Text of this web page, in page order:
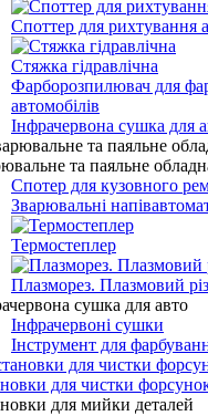
Споттер для рихтування
Стяжка гідравлічна
Фарборозпилювач для
автомобілів
Інфрачервона сушка для
та паяльне
Спотер для кузовного
Зварювальні
Термостеплер
Плазморез. Плазмовий
сушка для авто
Інфрачервоні сушки
Інструмент для
для чистки
для мийки деталей